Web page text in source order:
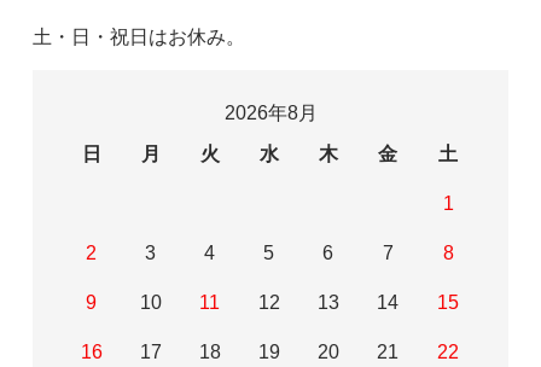
土・日・祝日はお休み。
2026年8月
日
月 火 水 木 金 土
1
2 3 4 5 6 7 8
9 10 11 12 13 14 15
16 17 18 19 20 21 22